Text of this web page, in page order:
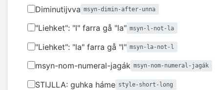
Diminutijvva msyn-dimin-after-unna
"Liehket": "l" farra gå "la" msyn-l-not-la
"Liehket": "la" farra gå "l" msyn-la-not-l
msyn-nom-numeral-jagák msyn-nom-numeral-jagák
STIJLLA: guhka háme style-short-long